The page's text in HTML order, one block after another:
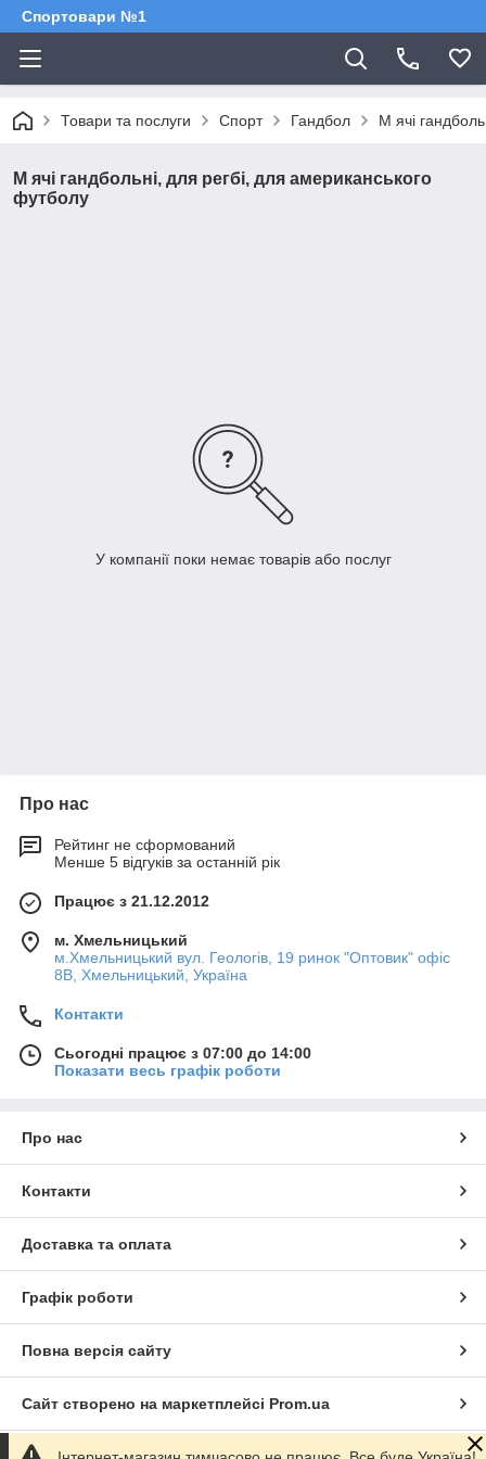
Спортовари №1
Товари та послуги Спорт Гандбол М ячі
М ячі гандбольні, для регбі, для американського
футболу
У компанії поки немає товарів або послуг
Про нас
Рейтинг не сформований
Менше 5 відгуків за останній рік
Працює з 21.12.2012
м. Хмельницький
м.Хмельницький вул. Геологів, 19 ринок "Оптовик" офіс
8В, Хмельницький, Україна
Контакти
Сьогодні працює з 07:00 до 14:00
Показати весь графік роботи
Про нас
Контакти
Доставка та оплата
Графік роботи
Повна версія сайту
Сайт створено на маркетплейсі Prom.ua